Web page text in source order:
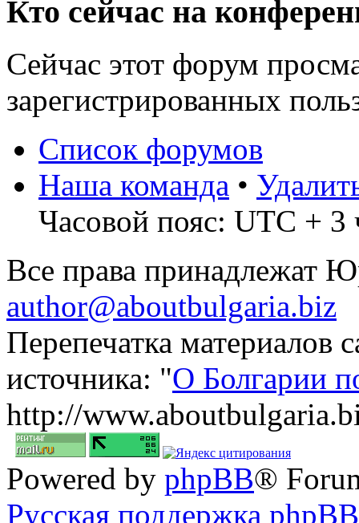
Кто сейчас на
Сейчас этот форум
зарегистрированных
Список форумов
Наша команда •
Часовой пояс: UTC + 3
Все права принадлежат
author@aboutbulgaria.biz
Перепечатка материалов
источника: "О Болгарии
http://
Powered by phpBB®
Русская поддержка phpBB